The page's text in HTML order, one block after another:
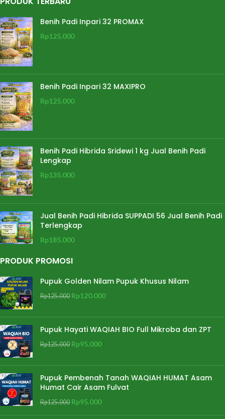
Benih Padi Inpari 32 PROMAX
Rp125.000
Benih Padi Inpari 32 MAXIPRO
Rp125.000
Benih Padi Hibrida Sridewi 1 kg Jual Benih Padi
Lengkap
Rp135.000
Jual Benih Padi Hibrida SUPPADI 56 Jual Benih Padi
Terlengkap
Rp185.000
PRODUK PROMOSI
Pupuk Golden Nilam Pupuk Khusus Nilam
Rp125.000 Rp120.000
Pupuk Hayati WAQIAH BIO Full Mikroba dan ZPT
Rp125.000 Rp95.000
Pupuk Pembenah Tanah WAQIAH HUMAT Asam
Humat Cair Asam Fulvat
Rp125.000 Rp95.000